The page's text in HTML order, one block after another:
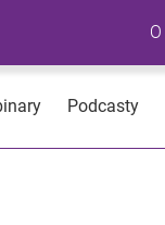
Podcasty